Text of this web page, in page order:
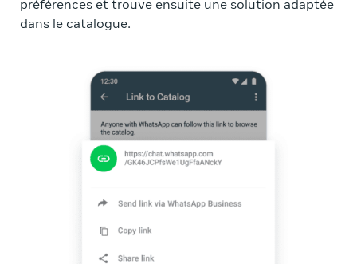
préférences et trouve ensuite une solution adaptée
dans le catalogue.